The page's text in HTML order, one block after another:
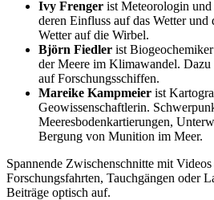
Ivy Frenger ist Meteorologin
deren Einfluss auf das Wetter
Wetter auf die Wirbel.
Björn Fiedler ist
der Meere im Klimawandel.
auf Forschungsschiffen.
Mareike Kampmeier ist
Geowissenschaftlerin.
Meeresbodenkartierungen,
Bergung von Munition im Meer.
Spannende Zwischenschnitte mit
Forschungsfahrten, Tauchgängen oder
Beiträge optisch auf.